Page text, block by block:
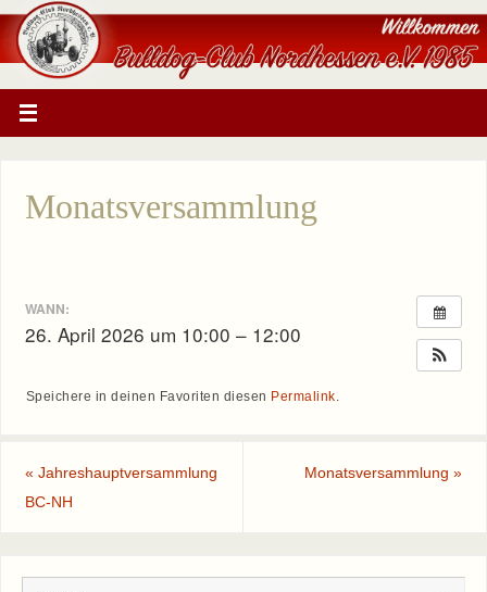
Monatsversammlung
WANN:
26. April 2026 um 10:00 – 12:00
Speichere in deinen Favoriten diesen Permalink.
« Jahreshauptversammlung
BC-NH
Monatsversammlung»